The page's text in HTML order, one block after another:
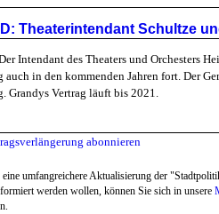
Theaterintendant Schultze
Intendant des Theaters und Orchesters
auch in den kommenden Jahren fort. Der
Grandys Vertrag läuft bis 2021.
eine umfangreichere Aktualisierung der
werden wollen, können Sie sich in unsere